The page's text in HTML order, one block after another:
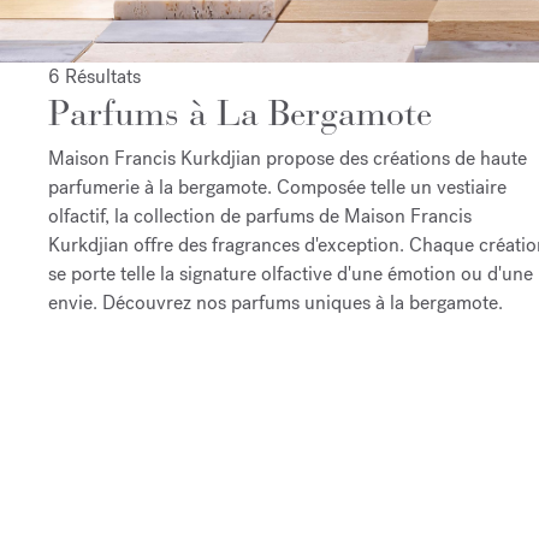
6 Résultats
Parfums à La Bergamote
Maison Francis Kurkdjian propose des créations de haute
parfumerie à la bergamote. Composée telle un vestiaire
olfactif, la collection de parfums de Maison Francis
Kurkdjian offre des fragrances d'exception. Chaque
se porte telle la signature olfactive d'une émotion ou d'une
envie. Découvrez nos parfums uniques à la bergamote.